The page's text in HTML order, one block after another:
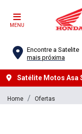
MENU
Encontre a Satelite
mais próxima
Satélite Motos Asa
Home Ofertas